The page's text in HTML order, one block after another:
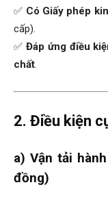
✅ Có Giấy phép
cấp).
✅Đáp ứng điều
chất.
2. Điều kiện
a) Vận tải
đồng)